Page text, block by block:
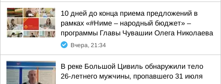
10 дней до конца приема предложений в
рамках «#Ниме – народный бюджет» –
программы Главы Чувашии Олега Николаева
Вчера, 21:34
В реке Большой Цивиль обнаружили тело
26-летнего мужчины, пропавшего 31 июля